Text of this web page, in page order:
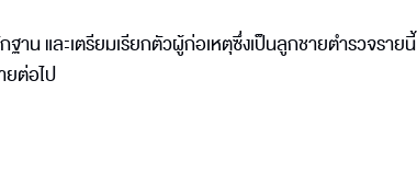
น และเตรียมเรียกตัวผู้ก่อเหตุซึ่งเป็นลูกชายตำรวจรายนี้
ยต่อไป